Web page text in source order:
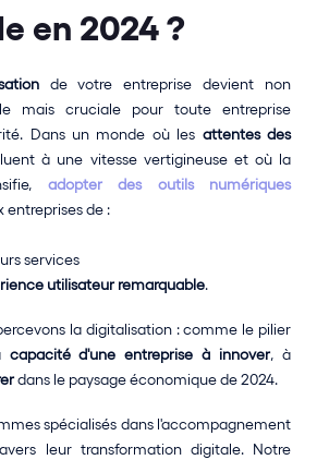
en 2024 ?
de votre entreprise devient non
mais cruciale pour toute entreprise
Dans un monde où les attentes des
adopter des outils numériques
entreprises de :
services
utilisateur remarquable.
la digitalisation : comme le pilier
capacité d'une entreprise à innover
dans le paysage économique de 2024.
spécialisés dans l'accompagnement
leur transformation digitale. Notre